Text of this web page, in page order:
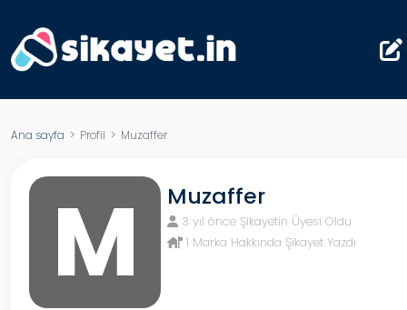
Ana sayfa > Profil > Muzaffer
M Muzaffer
3 yıl önce Şikayetin Üyesi Oldu
1 Marka Hakkında Şikayet Yazdı